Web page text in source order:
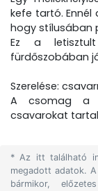
kefe tartó. Ennél
hogy stílusában
Ez a
fürdőszobában
Szerelése:
A csomag a
csavarokat
* Az itt található
megadott adatok.
bármikor,